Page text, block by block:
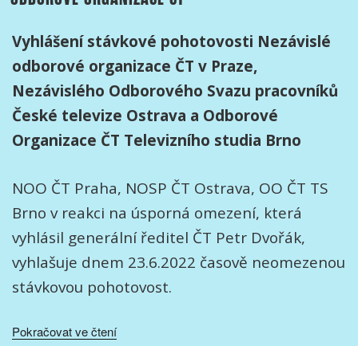
filmové
laboratoře
České
televize“
Vyhlášení stávkové pohotovosti Nezávislé
odborové organizace ČT v Praze,
Nezávislého Odborového Svazu pracovníků
České televize Ostrava a Odborové
Organizace ČT Televizního studia Brno
NOO ČT Praha, NOSP ČT Ostrava, OO ČT TS
Brno v reakci na úsporná omezení, která
vyhlásil generální ředitel ČT Petr Dvořák,
vyhlašuje dnem 23.6.2022 časově neomezenou
stávkovou pohotovost.
Pokračovat ve čtení„Vyhlášení